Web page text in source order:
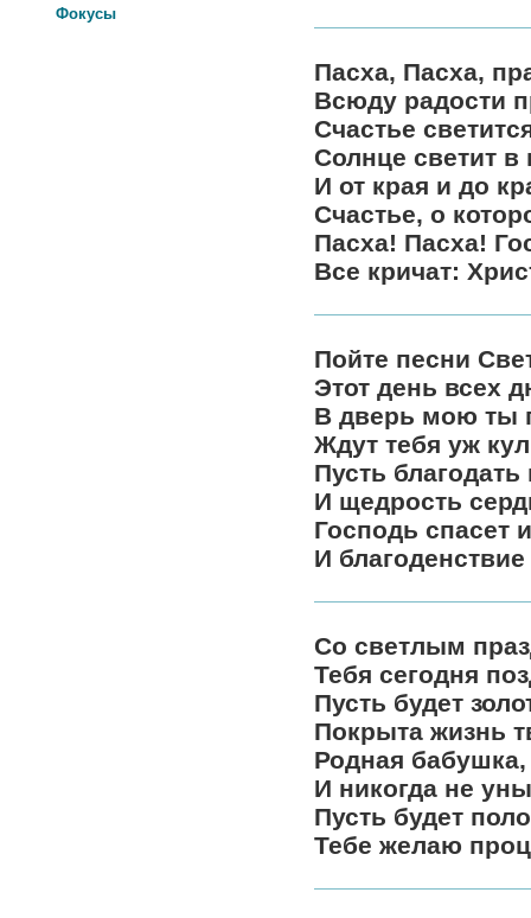
Фокусы
Пасха, Пасха,
Всюду радости
Счастье
Солнце светит в
И от края и до
Счастье, о
Пасха! Пасха!
Все кричат:
Пойте песни
Этот день всех
В дверь мою ты
Ждут тебя уж
Пусть
И щедрость
Господь спасет
И
Со светлым
Тебя сегодня
Пусть будет
Покрыта жизнь
Родная
И никогда не
Пусть будет
Тебе желаю